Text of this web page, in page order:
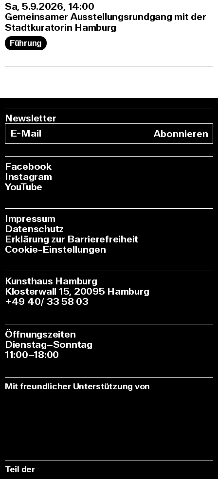
Sa, 5.9.2026 14:00
Gemeinsamer Ausstellungsrundgang mit der
Stadtkuratorin Hamburg
Führung
Newsletter
Abonnieren
Facebook
Instagram
YouTube
Impressum
Datenschutz
Erklärung zur Barrierefreiheit
Cookie-Einstellungen
Kunsthaus Hamburg
Klosterwall 15, 20095 Hamburg
+49 40/ 33 58 03
Öffnungszeiten
Dienstag–Sonntag
11:00–18:00
Mit freundlicher Unterstützung von
Teil der